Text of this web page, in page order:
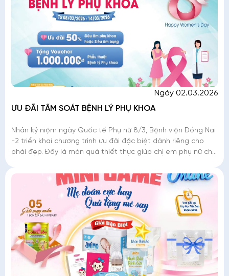
Ngày 02.03.2026
ƯU ĐÃI TẦM SOÁT BỆNH LÝ PHỤ KHOA
Nhân kỷ niệm ngày Quốc tế Phụ nữ 8/3, Bệnh viện Đồng Nai
-2 triển khai chương trình ưu đãi đặc biệt dành riêng cho
phái đẹp. Đây là món quà thiết thực giúp chị em phụ nữ chủ